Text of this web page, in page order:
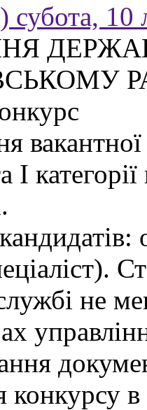
10
І
не
в